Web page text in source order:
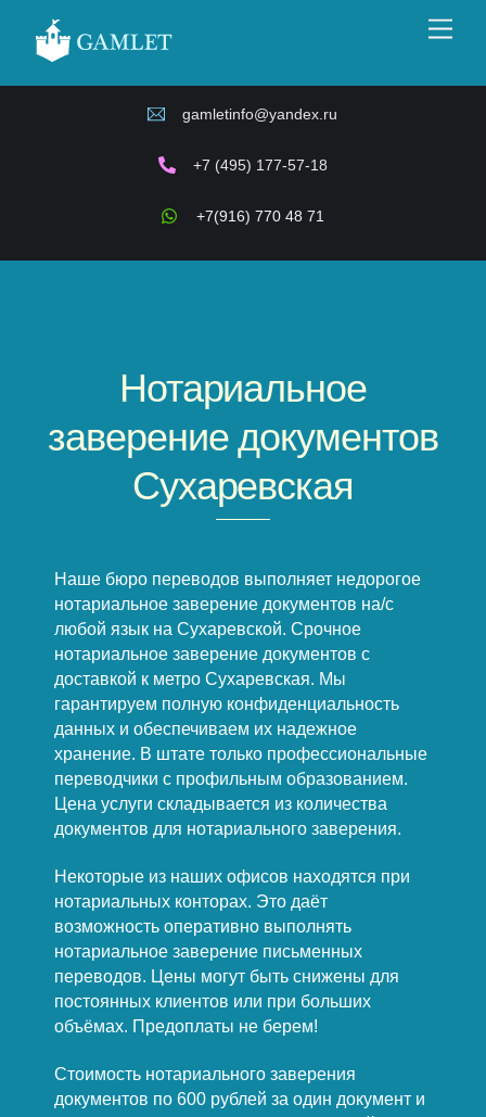
content
gamletinfo@yandex.ru
+7 (495) 177-57-18
+7(916) 770 48 71
Нотариальное
заверение документов
Сухаревская
Наше бюро переводов выполняет недорогое
нотариальное заверение документов на/с
любой язык на Сухаревской. Срочное
нотариальное заверение документов с
доставкой к метро Сухаревская. Мы
гарантируем полную конфиденциальность
данных и обеспечиваем их надежное
хранение. В штате только профессиональные
переводчики с профильным образованием.
Цена услуги складывается из количества
документов для нотариального заверения.
Некоторые из наших офисов находятся при
нотариальных конторах. Это даёт
возможность оперативно выполнять
нотариальное заверение письменных
переводов. Цены могут быть снижены для
постоянных клиентов или при больших
объёмах. Предоплаты не берем!
Стоимость нотариального заверения
документов по 600 рублей за один документ и